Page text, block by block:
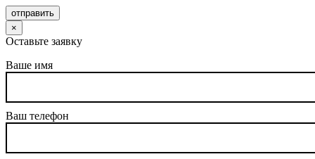
отправить
×
Оставьте заявку
Ваше имя
Ваш телефон